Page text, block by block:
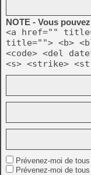
NOTE - Vous
<a href=""
title=""> <b>
<code> <del
<s> <strike>
Prévenez-moi de
Prévenez-moi de